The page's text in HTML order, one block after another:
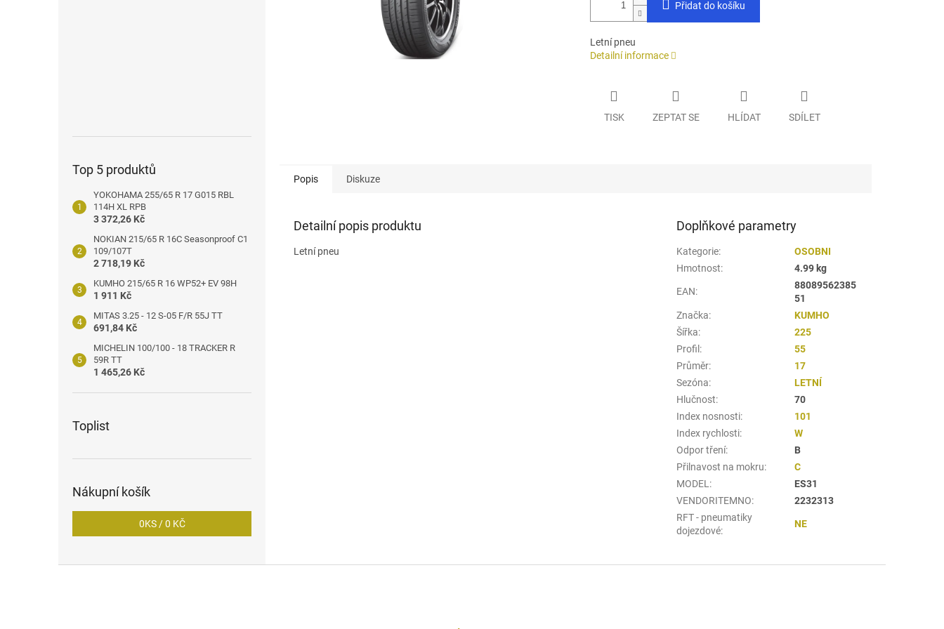
Top 5 produktů
YOKOHAMA 255/65 R 17 G015 RBL
114H XL RPB
3 372,26 Kč
NOKIAN 215/65 R 16C Seasonproof C1
109/107T
2 718,19 Kč
KUMHO 215/65 R 16 WP52+ EV 98H
1 911 Kč
MITAS 3.25 - 12 S-05 F/R 55J TT
691,84 Kč
MICHELIN 100/100 - 18 TRACKER R
59R TT
1 465,26 Kč
Toplist
Nákupní košík
0KS /0 KČ
Přidat do košíku
Letní pneu
Detailní informace
TISK ZEPTAT SE HLÍDAT SDÍLET
Popis Diskuze
Detailní popis produktu
Letní pneu
Doplňkové parametry
Kategorie:
OSOBNI
Hmotnost: 4.99 kg
EAN:
88089562385
51
Značka:
KUMHO
Šířka:
225
Profil :
55
Průměr:
17
Sezóna:
LETNÍ
Hlučnost:
70
Index nosnosti:
101
Index rychlosti:
W
Odpor tření:
B
Přilnavost na mokru:
C
MODEL :
ES31
VENDORITEMNO:
2232313
RFT - pneumatiky
dojezdové:
NE